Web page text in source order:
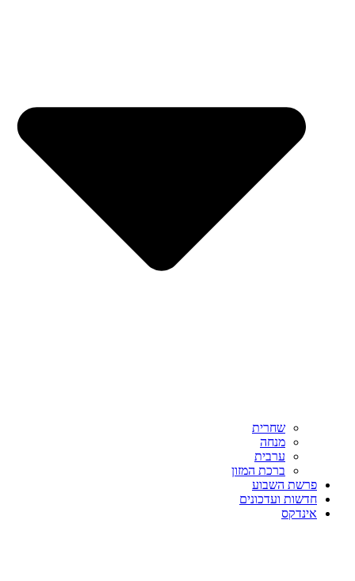
שחרית
מנחה
ערבית
ברכת המזון
פרשת השבוע
חדשות ועדכונים
אינדקס